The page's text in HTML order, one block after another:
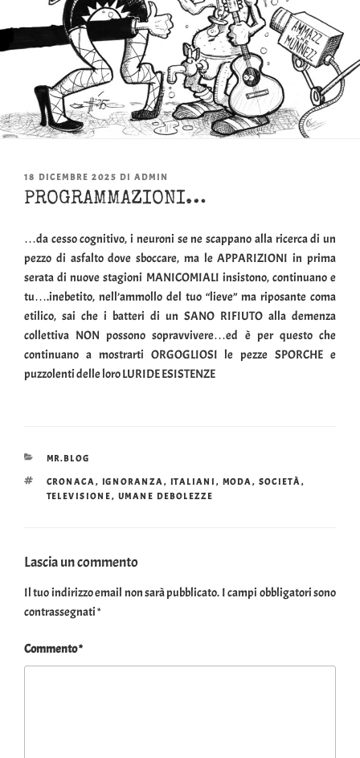
PUBBLICATO
IL
18 DICEMBRE 2025 DI ADMIN
PROGRAMMAZIONI…
…da cesso cognitivo, i neuroni se ne scappano alla ricerca di un
pezzo di asfalto dove sboccare, ma le APPARIZIONI in prima
serata di nuove stagioni MANICOMIALI insistono, continuano e
tu….inebetito, nell’ammollo del tuo “lieve” ma riposante coma
etilico, sai che i batteri di un SANO RIFIUTO alla demenza
collettiva NON possono sopravvivere…ed è per questo che
continuano a mostrarti ORGOGLIOSI le pezze SPORCHE e
puzzolenti delle loro LURIDE ESISTENZE
CATEGORIE
MR.BLOG
TAG
CRONACA, IGNORANZA, ITALIANI , MODA, SOCIETÀ,
TELEVISIONE, UMANE DEBOLEZZE
Lascia un commento
Il tuo indirizzo email non sarà pubblicato. I campi obbligatori sono
contrassegnati*
Commento*